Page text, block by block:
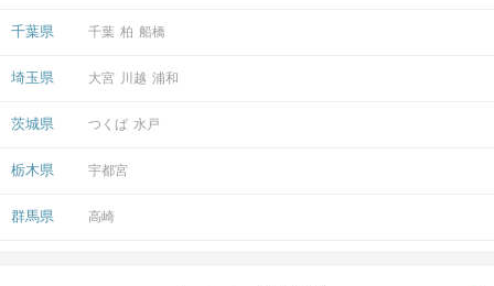
千葉県 千葉 柏 船橋
埼玉県 大宮 川越 浦和
茨城県 つくば 水戸
栃木県 宇都宮
群馬県 高崎